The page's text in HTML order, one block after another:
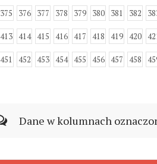
375 376 377 378 379 380 381 382
413 414 415 416 417 418 419 420
451 452 453 454 455 456 457 458
Dane w kolumnach